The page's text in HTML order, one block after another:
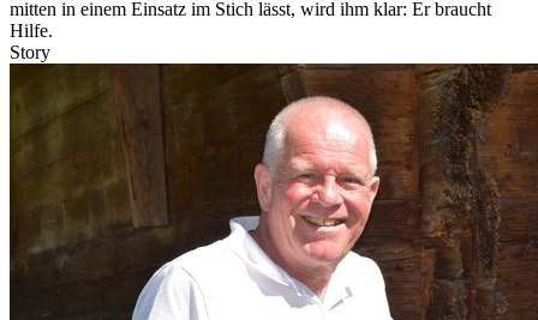
mitten in einem Einsatz im Stich lässt, wird ihm klar: Er braucht
Hilfe.
Story